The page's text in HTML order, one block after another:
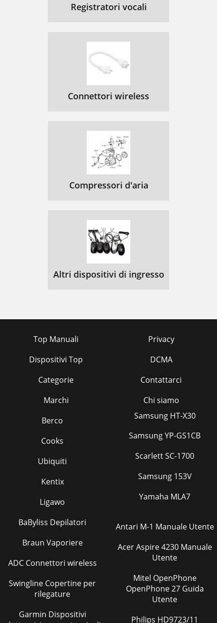
Registratori vocali
Connettori wireless
Compressori d'aria
Altri dispositivi di ingresso
Top Manuali
Dispositivi Top
Categorie
Marchi
Privacy
DCMA
Contattarci
Chi siamo
Berco
Cooks
Ubiquiti
Kentix
Ligawo
BaByliss Depilatori
Braun Vaporiere
ADC Connettori wireless
Swingline Copertine per
rilegature
Garmin Dispositivi
Samsung HT-X30
Samsung YP-GS1CB
Scarlett SC-1700
Samsung 153V
Yamaha MLA7
Antari M-1 Manuale Utente
Acer Aspire 4230 Manuale
Utente
Mitel OpenPhone
OpenPhone 27 Guida
Utente
Philips HD9723/11